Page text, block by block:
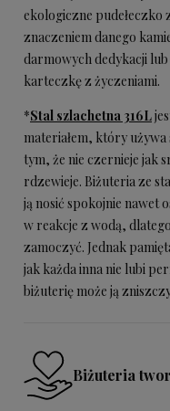
ekologiczne pudełeczko
znaczeniem danego
darmowych dedykacji
karteczkę z życzeniami.
*Stal szlachetna 316L
materiałem, który
tym, że nie czernieje jak
rdzewieje. Biżuteria ze
ją nosić spokojnie nawet
w reakcje z wodą,
zamoczyć. Jednak
jak każda inna nie lubi
biżuterię może ją
Biżuteria